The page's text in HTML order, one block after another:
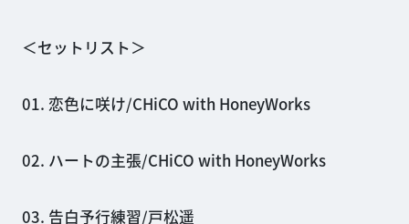
＜セットリスト＞
01. 恋色に咲け/CHiCO with HoneyWorks
02. ハートの主張/CHiCO with HoneyWorks
03. 告白予行練習/戸松遥